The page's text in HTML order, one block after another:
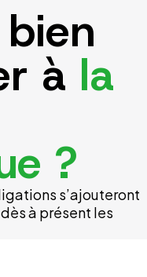
à la
?
s’ajouteront
à présent les